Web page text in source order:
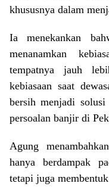
khususnya dalam
Ia menekankan
menanamkan
tempatnya jauh
kebiasaan saat
bersih menjadi solusi
persoalan banjir di
Agung
hanya berdampak
tetapi juga